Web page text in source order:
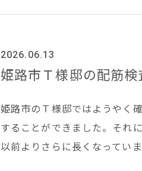
2026.06.13
姫路市Ｔ様邸の配筋検
姫路市のＴ様邸ではようやく
することができました。それ
以前よりさらに長くなってい